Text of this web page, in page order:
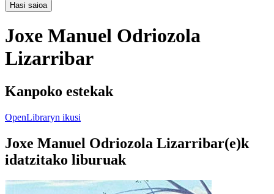
Hasi saioa
Joxe Manuel Odriozola
Lizarribar
Kanpoko estekak
OpenLibraryn ikusi
Joxe Manuel Odriozola Lizarribar(e)k
idatzitako liburuak